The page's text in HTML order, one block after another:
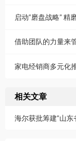
启动“磨盘战略” 精
借助团队的力量来
家电经销商多元化
相关文章
海尔获批筹建“山